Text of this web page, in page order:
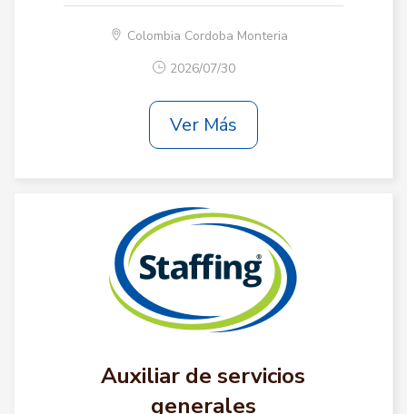
Colombia Cordoba Monteria
2026/07/30
Ver Más
Auxiliar de servicios
generales